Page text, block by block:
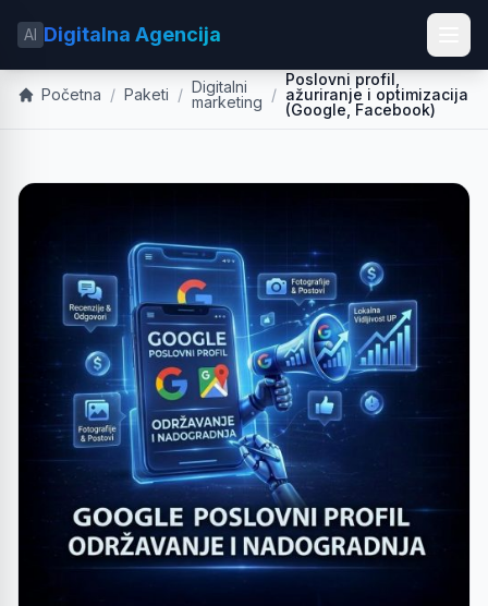
AI Digitalna Agencija
Početna / Paketi / Digitalni
marketing /
Poslovni profil,
ažuriranje i optimizacija
(Google, Facebook)